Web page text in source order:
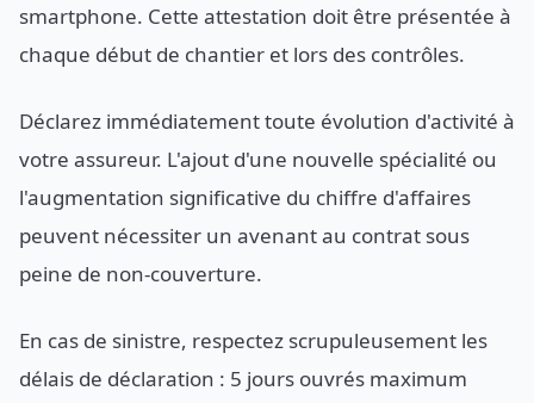
smartphone. Cette attestation doit être présentée à
chaque début de chantier et lors des contrôles.
Déclarez immédiatement toute évolution d'activité à
votre assureur. L'ajout d'une nouvelle spécialité ou
l'augmentation significative du chiffre d'affaires
peuvent nécessiter un avenant au contrat sous
peine de non-couverture.
En cas de sinistre, respectez scrupuleusement les
délais de déclaration : 5 jours ouvrés maximum